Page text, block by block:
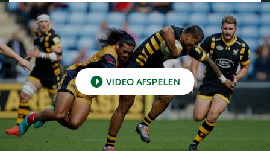
VIDEO AFSPELEN